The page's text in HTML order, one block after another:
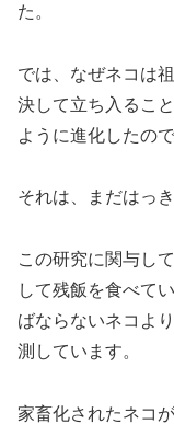
た。
では、なぜネコは
決して立ち入るこ
ように進化したの
それは、まだはっ
この研究に関与し
して残飯を食べて
ばならないネコよ
測しています。
家畜化されたネコ